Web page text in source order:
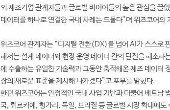
외 제조기업 관계자들과 글로벌 바이어들의 높은 관심을 끌
데이터를 하나로 연결한 국내 사례는 드물다”며 위즈코어의
위즈코어 관계자는 “디지털 전환(DX)을 넘어 AI가 스스로
해서는 설계 데이터와 현장 운영 데이터 간의 단절을 해소
에 수출하는 유일한 기술력과 그동안 축적해온 제조 데이터
장의 새로운 표준을 제시해 나가겠다”고 포부를 밝혔다.
한편 위즈코어는 안정적인 국내 사업 기반과 더불어 베트남
국, 튀르키예, 헝가리, 독일, 브라질 등 글로벌 시장 확대에